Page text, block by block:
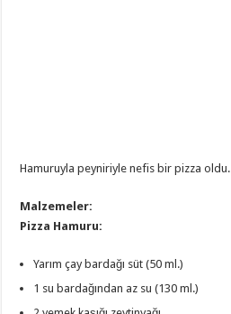
Hamuruyla peyniriyle nefis bir pizza oldu.
Malzemeler:
Pizza Hamuru:
Yarım çay bardağı süt (50 ml.)
1 su bardağından az su (130 ml.)